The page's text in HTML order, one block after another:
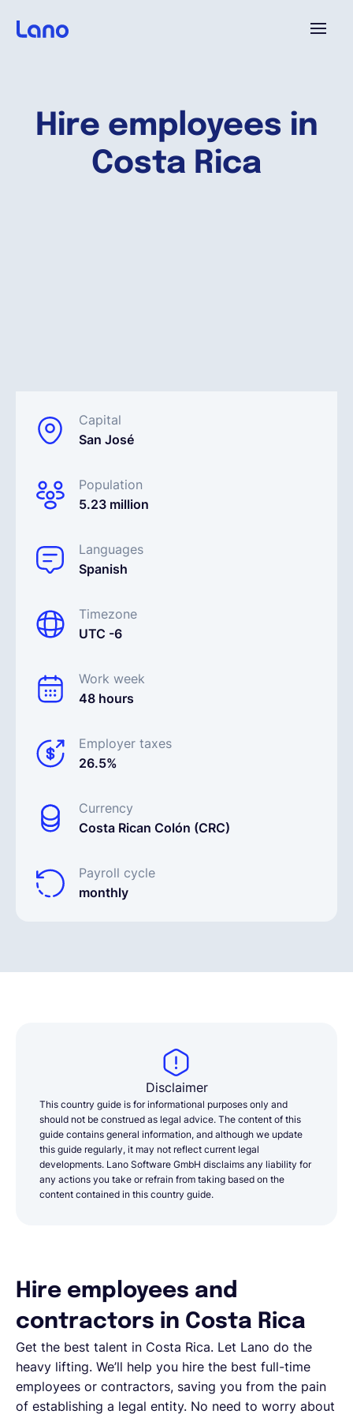
Hire employees in
Costa Rica
Capital
San José
Population
5.23 million
Languages
Spanish
Timezone
UTC -6
Work week
48 hours
Employer taxes
26.5%
Currency
Costa Rican Colón (CRC)
Payroll cycle
monthly
Pourquoi Lano?
Demander une démo
EOR & Payroll
Contractor Management
Disclaimer
This country guide is for informational purposes only and
should not be construed as legal advice. The content of this
guide contains general information, and although we update
this guide regularly, it may not reflect current legal
developments. Lano Software GmbH disclaims any liability for
any actions you take or refrain from taking based on the
content contained in this country guide.
Hire employees and
contractors in Costa Rica
Get the best talent in Costa Rica. Let Lano do the
heavy lifting. We’ll help you hire the best full-time
employees or contractors, saving you from the pain
of establishing a legal entity. No need to worry about